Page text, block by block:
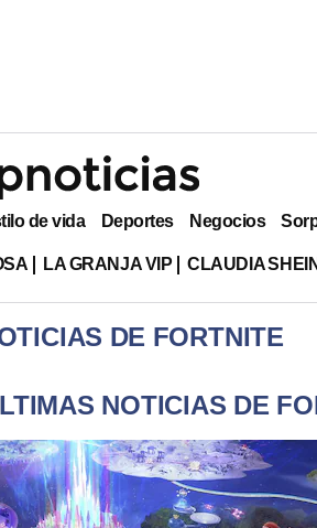
de vida Deportes Negocios
LA GRANJA VIP CLAUDIA
DE FORTNITE
NOTICIAS DE